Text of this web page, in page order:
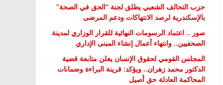
حزب التحالف الشعبي يطلق لجنة “الحق في الصحة”
بالإسكندرية لرصد الانتهاكات ودعم المرضى
صور .. اعتماد الرسومات النهائية للقرار الوزاري لمدينة
الصحفيين.. وانتهاء أعمال إنشاء المبنى الإداري
المجلس القومي لحقوق الإنسان يعلن متابعة قضية
الدكتور محمد زهران.. ويؤكد: قرينة البراءة وضمانات
المحاكمة العادلة حق أصيل